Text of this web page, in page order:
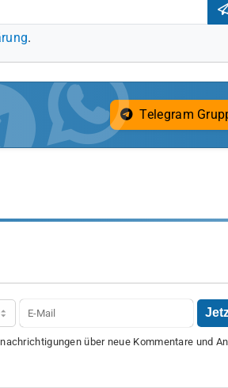
.
Telegram
über neue Kommentare und